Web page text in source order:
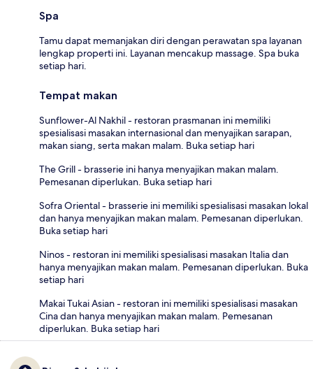
Spa
Tamu dapat memanjakan diri dengan perawatan spa layanan
lengkap properti ini. Layanan mencakup massage. Spa buka
setiap hari.
Tempat makan
Sunflower-Al Nakhil - restoran prasmanan ini memiliki
spesialisasi masakan internasional dan menyajikan sarapan,
makan siang, serta makan malam. Buka setiap hari
The Grill - brasserie ini hanya menyajikan makan malam.
Pemesanan diperlukan. Buka setiap hari
Sofra Oriental - brasserie ini memiliki spesialisasi masakan lokal
dan hanya menyajikan makan malam. Pemesanan diperlukan.
Buka setiap hari
Ninos - restoran ini memiliki spesialisasi masakan Italia dan
hanya menyajikan makan malam. Pemesanan diperlukan. Buka
setiap hari
Makai Tukai Asian - restoran ini memiliki spesialisasi masakan
Cina dan hanya menyajikan makan malam. Pemesanan
diperlukan. Buka setiap hari